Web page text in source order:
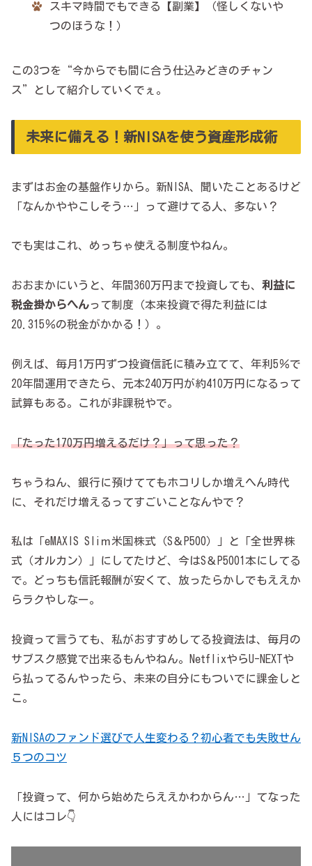
スキマ時間でもできる【副業】（怪しくないや
つのほうな！）
この3つを“今からでも間に合う仕込みどきのチャン
ス”として紹介していくでぇ。
未来に備える！新NISAを使う資産形成術
まずはお金の基盤作りから。新NISA、聞いたことあるけど
「なんかややこしそう…」って避けてる人、多ない？
でも実はこれ、めっちゃ使える制度やねん。
おおまかにいうと、年間360万円まで投資しても、 利益に
税金掛からへんって制度（本来投資で得た利益には
20.315％の税金がかかる！）。
例えば、毎月1万円ずつ投資信託に積み立てて、年利5％で
20年間運用できたら、元本240万円が約410万円になるって
試算もある。これが非課税やで。
「たった170万円増えるだけ？」って思った？
ちゃうねん、銀行に預けててもホコリしか増えへん時代
に、それだけ増えるってすごいことなんやで？
私は「eMAXIS Sliｍ米国株式（S＆P500）」と「全世界株
式（オルカン）」にしてたけど、今はS＆P5001本にしてる
で。どっちも信託報酬が安くて、放ったらかしでもええか
らラクやしなー。
投資って言うても、私がおすすめしてる投資法は、毎月の
サブスク感覚で出来るもんやねん。NetflixやらU-NEXTや
ら払ってるんやったら、未来の自分にもついでに課金しと
こ。
新NISAのファンド選びで人生変わる？初心者でも失敗せん
５つのコツ
「投資って、何から始めたらええかわからん…」てなった
人にはコレ👇